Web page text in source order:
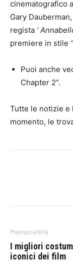
cinematografico
Gary
regista ‘
premiere in stile
Puoi anche
Chapter 2”.
Tutte le notizie e
momento, le
Previous article
I migliori
iconici dei film